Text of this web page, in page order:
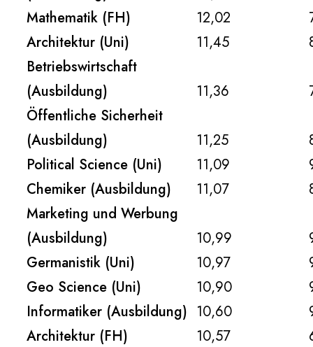
Mathematik (FH)
12,02
Architektur (Uni)
11,45
Betriebswirtschaft
(Ausbildung)
11,36
Öffentliche Sicherheit
(Ausbildung)
11,25
Political Science (Uni)
11,09
Chemiker (Ausbildung)
11,07
Marketing und Werbung
(Ausbildung)
10,99
Germanistik (Uni)
10,97
Geo Science (Uni)
10,90
Informatiker (Ausbildung) 10,60
Architektur (FH)
10,57